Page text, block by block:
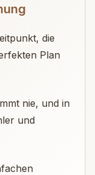
die
Plan
nie, und in
und